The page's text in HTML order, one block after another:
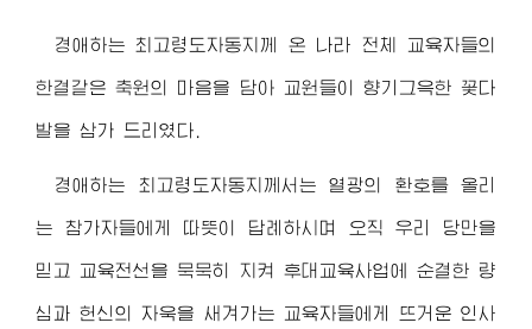
경애하는 최고령도자동지 께 온 나라 전체 교육자들의
한결같은 축원의 마음을 담아 교원들이 향기그윽한 꽃다
발을 삼가 드리였다.
경애하는 최고령도자동지 께서는 열광의 환호를 올리
는 참가자들에게 따뜻이 답례하시며 오직 우리 당만을
믿고 교육전선을 묵묵히 지켜 후대교육사업에 순결한 량
심과 헌신의 자욱을 새겨가는 교육자들에게 뜨거운 인사